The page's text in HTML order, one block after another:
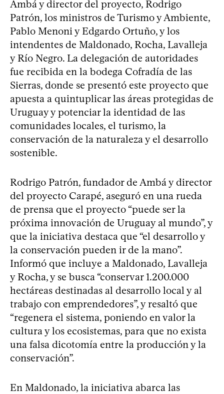
Ambá y director del proyecto, Rodrigo
Patrón, los ministros de Turismo y Ambiente,
Pablo Menoni y Edgardo Ortuño, y los
intendentes de Maldonado, Rocha, Lavalleja
y Río Negro. La delegación de autoridades
fue recibida en la bodega Cofradía de las
Sierras, donde se presentó este proyecto que
apuesta a quintuplicar las áreas protegidas de
Uruguay y potenciar la identidad de las
comunidades locales, el turismo, la
conservación de la naturaleza y el desarrollo
sostenible.
Rodrigo Patrón, fundador de Ambá y director
del proyecto Carapé, aseguró en una rueda
de prensa que el proyecto “puede ser la
próxima innovación de Uruguay al mundo”, y
que la iniciativa destaca que “el desarrollo y
la conservación pueden ir de la mano”.
Informó que incluye a Maldonado, Lavalleja
y Rocha, y se busca “conservar 1.200.000
hectáreas destinadas al desarrollo local y al
trabajo con emprendedores”, y resaltó que
“regenera el sistema, poniendo en valor la
cultura y los ecosistemas, para que no exista
una falsa dicotomía entre la producción y la
conservación”.
En Maldonado, la iniciativa abarca las